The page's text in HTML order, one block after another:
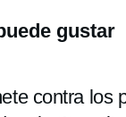
gustar
contra los